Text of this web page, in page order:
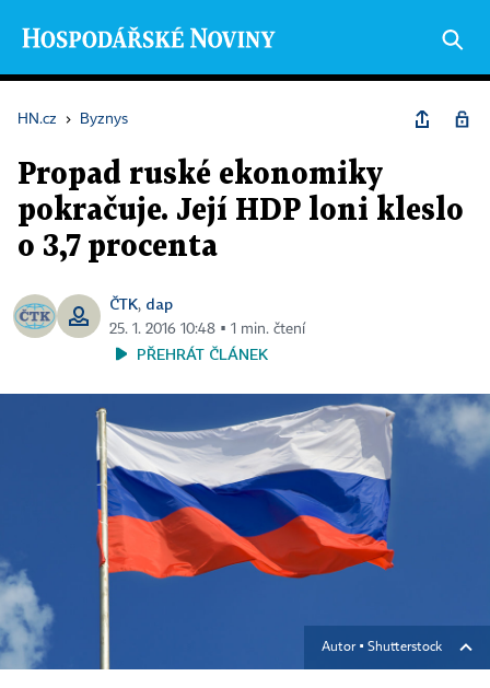
HN.cz › Byznys
Propad ruské ekonomiky
pokračuje. Její HDP loni kleslo
o 3,7 procenta
ČTK, dap
25. 1. 2016 10:48 ▪ 1 min. čtení
PŘEHRÁT ČLÁNEK
Autor ▪ Shutterstock